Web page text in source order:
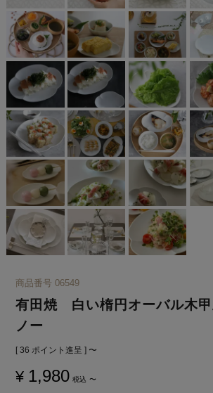
商品番号 06549
有田焼 白い楕円オーバル木
ノー
[ 36 ポイント進呈 ] 〜
¥ 1,980 税込 〜